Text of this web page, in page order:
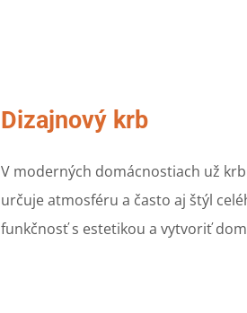
Dizajnový krb
V moderných domácnostiach už
určuje atmosféru a často aj štýl
funkčnosť s estetikou a vytvoriť